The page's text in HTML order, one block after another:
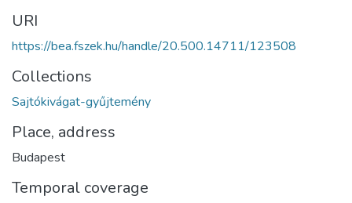
URI
https://bea.fszek.hu/handle/20.500.14711/123508
Collections
Sajtókivágat-gyűjtemény
Place, address
Budapest
Temporal coverage